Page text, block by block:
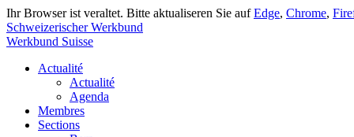
Ihr Browser ist veraltet. Bitte aktualiseren Sie aufEdge, Chrome,
Schweizerischer Werkbund
Werkbund Suisse
Actualité
Actualité
Agenda
Membres
Sections